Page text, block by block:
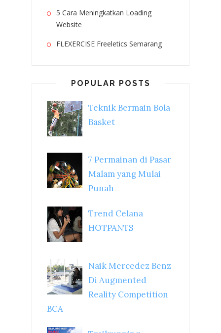
5 Cara Meningkatkan Loading
Website
FLEXERCISE Freeletics Semarang
POPULAR POSTS
Teknik Bermain Bola
Basket
7 Permainan di Pasar
Malam yang Mulai
Punah
Trend Celana
HOTPANTS
Naik Mercedez Benz
Di Augmented
Reality Competition
BCA